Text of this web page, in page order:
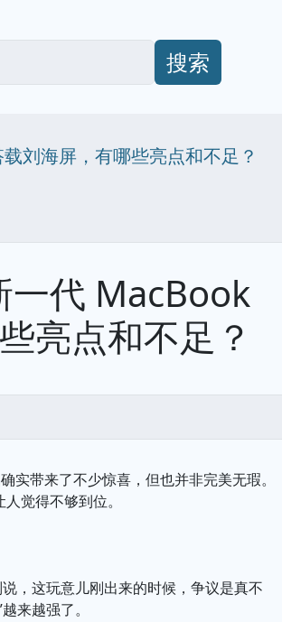
搜索
刘海屏，有哪些亮点和不足？
一代 MacBook
亮点和不足？
带来了不少惊喜，但也并非完美无瑕。
觉得不够到位。
，这玩意儿刚出来的时候，争议是真不
来越强了。